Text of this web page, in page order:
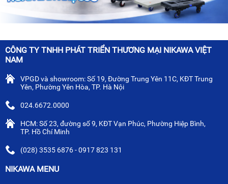
CÔNG TY TNHH PHÁT TRIỂN THƯƠNG MẠI NIKAWA VIỆT
NAM
VPGD và showroom: Số 19, Đường Trung Yên 11C, KĐT Trung
Yên, Phường Yên Hòa, TP. Hà Nội
024.6672.0000
HCM: Số 23, đường số 9, KĐT Vạn Phúc, Phường Hiệp Bình,
TP. Hồ Chí Minh
(028) 3535 6876 - 0917 823 131
NIKAWA MENU